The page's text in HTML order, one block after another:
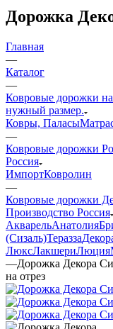
Дорожка
Главная
—
Каталог
—
Ковровые дорожки
нужный размер.
Ковры, Паласы
—
Ковровые дорожки
Россия
ИмпортКовролин
—
Ковровые дорожки
Производство Россия
АкварельАнатолия
(Сизаль)Теразза
ЛюксЛакшериЛюция
—Дорожка Декора
на отрез